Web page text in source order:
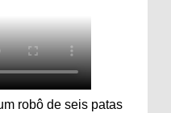
robô de seis patas